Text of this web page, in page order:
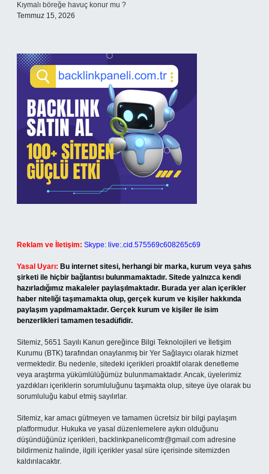
Kıymalı böreğe havuç konur mu ?
Temmuz 15, 2026
Reklam ve İletişim: Skype: live:.cid.575569c608265c69
Yasal Uyarı: Bu internet sitesi, herhangi bir marka, kurum veya şahıs
şirketi ile hiçbir bağlantısı bulunmamaktadır. Sitede yalnızca kendi
hazırladığımız makaleler paylaşılmaktadır. Burada yer alan içerikler
haber niteliği taşımamakta olup, gerçek kurum ve kişiler hakkında
paylaşım yapılmamaktadır. Gerçek kurum ve kişiler ile isim
benzerlikleri tamamen tesadüfidir.
Sitemiz, 5651 Sayılı Kanun gereğince Bilgi Teknolojileri ve İletişim
Kurumu (BTK) tarafından onaylanmış bir Yer Sağlayıcı olarak hizmet
vermektedir. Bu nedenle, sitedeki içerikleri proaktif olarak denetleme
veya araştırma yükümlülüğümüz bulunmamaktadır. Ancak, üyelerimiz
yazdıkları içeriklerin sorumluluğunu taşımakta olup, siteye üye olarak bu
sorumluluğu kabul etmiş sayılırlar.
Sitemiz, kar amacı gütmeyen ve tamamen ücretsiz bir bilgi paylaşım
platformudur. Hukuka ve yasal düzenlemelere aykırı olduğunu
düşündüğünüz içerikleri, backlinkpanelicomtr@gmail.com adresine
bildirmeniz halinde, ilgili içerikler yasal süre içerisinde sitemizden
kaldırılacaktır.